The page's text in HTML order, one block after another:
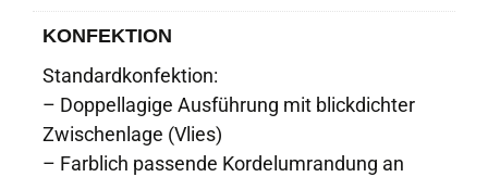
KONFEKTION
Standardkonfektion:
– Doppellagige Ausführung mit blickdichter
Zwischenlage (Vlies)
– Farblich passende Kordelumrandung an